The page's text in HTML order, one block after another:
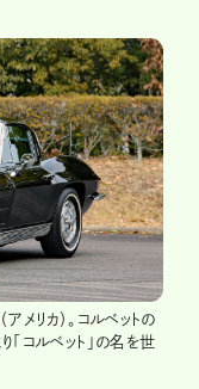
メリカ）。コルベットの
コルベット」の名を世